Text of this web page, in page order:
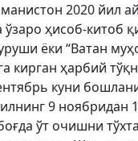
2020 йил
ўзаро ҳисоб-китоб
ёки “Ватан
кирган ҳарбий
куни
9 ноябридан
ўт очишни